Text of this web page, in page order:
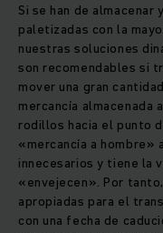
Si se han de almacenar
paletizadas con la
nuestras soluciones
son recomendables si
mover una gran
mercancía almacenada
rodillos hacia el punto
«mercancía a
innecesarios y tiene la
«envejecen». Por
apropiadas para el
con una fecha de